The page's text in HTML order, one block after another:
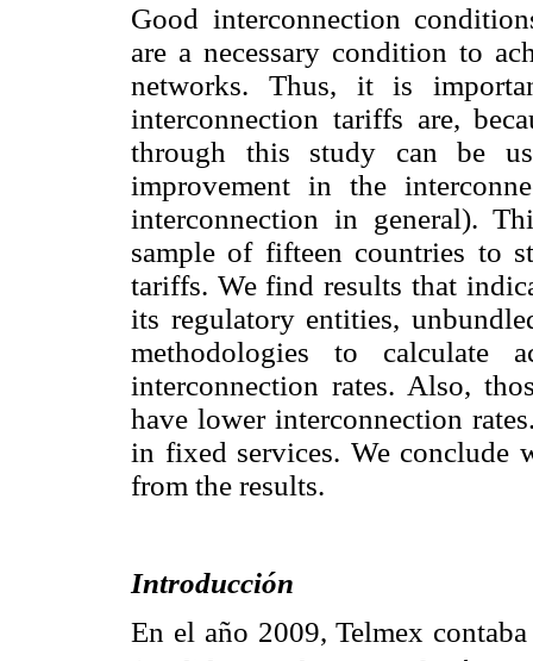
Good interconnection
are a necessary condition to
networks. Thus, it is
interconnection tariffs are,
through this study can be
improvement in the
interconnection in general).
sample of fifteen countries to
tariffs. We find results that
its regulatory entities,
methodologies to calculate
interconnection rates. Also,
have lower interconnection
in fixed services. We conclude
from the results.
Introducción
En el año 2009, Telmex